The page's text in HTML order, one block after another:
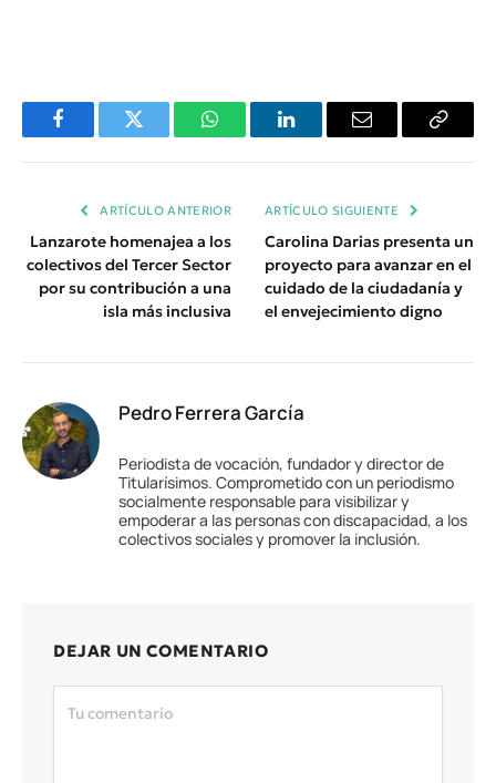
FacebookTwitter WhatsAppLinkedInEmail
Copiar
ARTÍCULO ANTERIOR
Lanzarote homenajea a los
colectivos del Tercer Sector
por su contribución a una
isla más inclusiva
ARTÍCULO SIGUIENTE
Carolina Darias presenta un
proyecto para avanzar en el
cuidado de la ciudadanía y
el envejecimiento digno
Pedro Ferrera García
Periodista de vocación, fundador y director de
Titularísimos. Comprometido con un periodismo
socialmente responsable para visibilizar y
empoderar a las personas con discapacidad, a los
colectivos sociales y promover la inclusión.
DEJAR UN COMENTARIO